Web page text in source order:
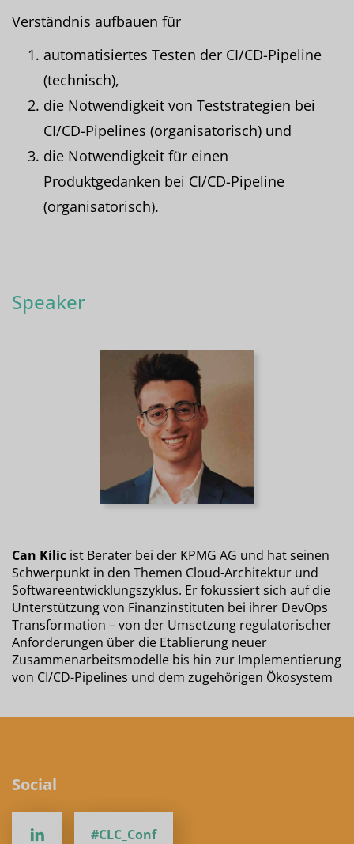
Verständnis aufbauen für
automatisiertes Testen der CI/CD-Pipeline
(technisch),
die Notwendigkeit von Teststrategien bei
CI/CD-Pipelines (organisatorisch) und
die Notwendigkeit für einen
Produktgedanken bei CI/CD-Pipeline
(organisatorisch).
Speaker
Can Kilic ist Berater bei der KPMG AG und hat seinen
Schwerpunkt in den Themen Cloud-Architektur und
Softwareentwicklungszyklus. Er fokussiert sich auf die
Unterstützung von Finanzinstituten bei ihrer DevOps
Transformation – von der Umsetzung regulatorischer
Anforderungen über die Etablierung neuer
Zusammenarbeitsmodelle bis hin zur Implementierung
von CI/CD-Pipelines und dem zugehörigen Ökosystem
Social
#CLC_Conf